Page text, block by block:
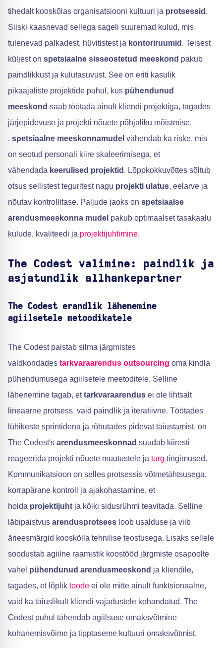
tihedalt kooskõlas organisatsiooni kultuuri ja protsessid .
Siiski kaasnevad sellega sageli suuremad kulud, mis
tulenevad palkadest, hüvitistest ja kontoriruumid . Teisest
küljest on spetsiaalne sisseostetud meeskond pakub
paindlikkust ja kulutasuvust. See on eriti kasulik
pikaajaliste projektide puhul, kus pühendunud
meeskond saab töötada ainult kliendi projektiga, tagades
järjepidevuse ja projekti nõuete põhjaliku mõistmise.
. spetsiaalne meeskonnamudel vähendab ka riske, mis
on seotud personali kiire skaleerimisega, et
vähendada keerulised projektid . Lõppkokkuvõttes sõltub
otsus sellistest teguritest nagu projekti ulatus, eelarve ja
nõutav kontrollitase. Paljude jaoks on spetsiaalse
arendusmeeskonna mudel pakub optimaalset tasakaalu
kulude, kvaliteedi ja projektijuhtimine.
The Codest valimine: paindlik ja
asjatundlik allhankepartner
The Codest erandlik lähenemine
agiilsetele metoodikatele
The Codest paistab silma järgmistes
valdkondades tarkvaraarendus outsourcing oma kindla
pühendumusega agiilsetele meetoditele. Selline
lähenemine tagab, ettarkvaraarendus ei ole lihtsalt
lineaarne protsess, vaid paindlik ja iteratiivne. Töötades
lühikeste sprintidena ja rõhutades pidevat täiustamist, on
The Codest's arendusmeeskonnad suudab kiiresti
reageerida projekti nõuete muutustele ja turg tingimused.
Kommunikatsioon on selles protsessis võtmetähtsusega,
korrapärane kontroll ja ajakohastamine, et
hoida projektijuht ja kõiki sidusrühmi teavitada. Selline
läbipaistvus arendusprotsess loob usalduse ja viib
ärieesmärgid kooskõlla tehnilise teostusega. Lisaks sellele
soodustab agiilne raamistik koostööd järgmiste osapoolte
vahel pühendunud arendusmeeskond ja kliendile,
tagades, et lõplik toode ei ole mitte ainult funktsionaalne,
vaid ka täiuslikult kliendi vajadustele kohandatud. The
Codest puhul tähendab agiilsuse omaksvõtmine
kohanemisvõime ja tipptaseme kultuuri omaksvõtmist.